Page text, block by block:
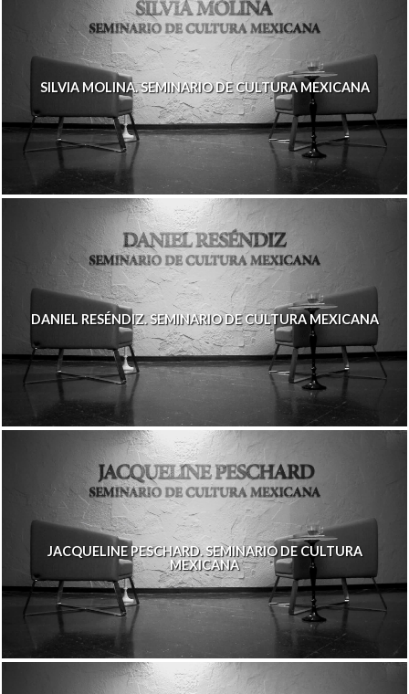
SILVIA MOLINA. SEMINARIO DE CULTURA MEXICANA
DANIEL RESÉNDIZ. SEMINARIO DE CULTURA MEXICANA
JACQUELINE PESCHARD. SEMINARIO DE CULTURA
MEXICANA